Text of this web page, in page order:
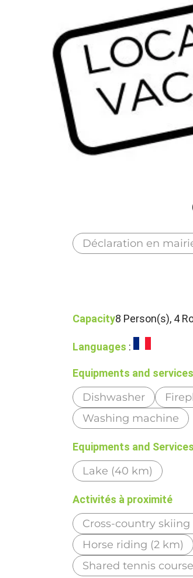
Déclaration en
Capacity8 Person(s), 4
Languages :
Equipments and services
Dishwasher
Washing machine
Equipments and
Lake (40 km)
Activités à proximité
Cross-country skiing
Horse riding (2 km)
Shared tennis